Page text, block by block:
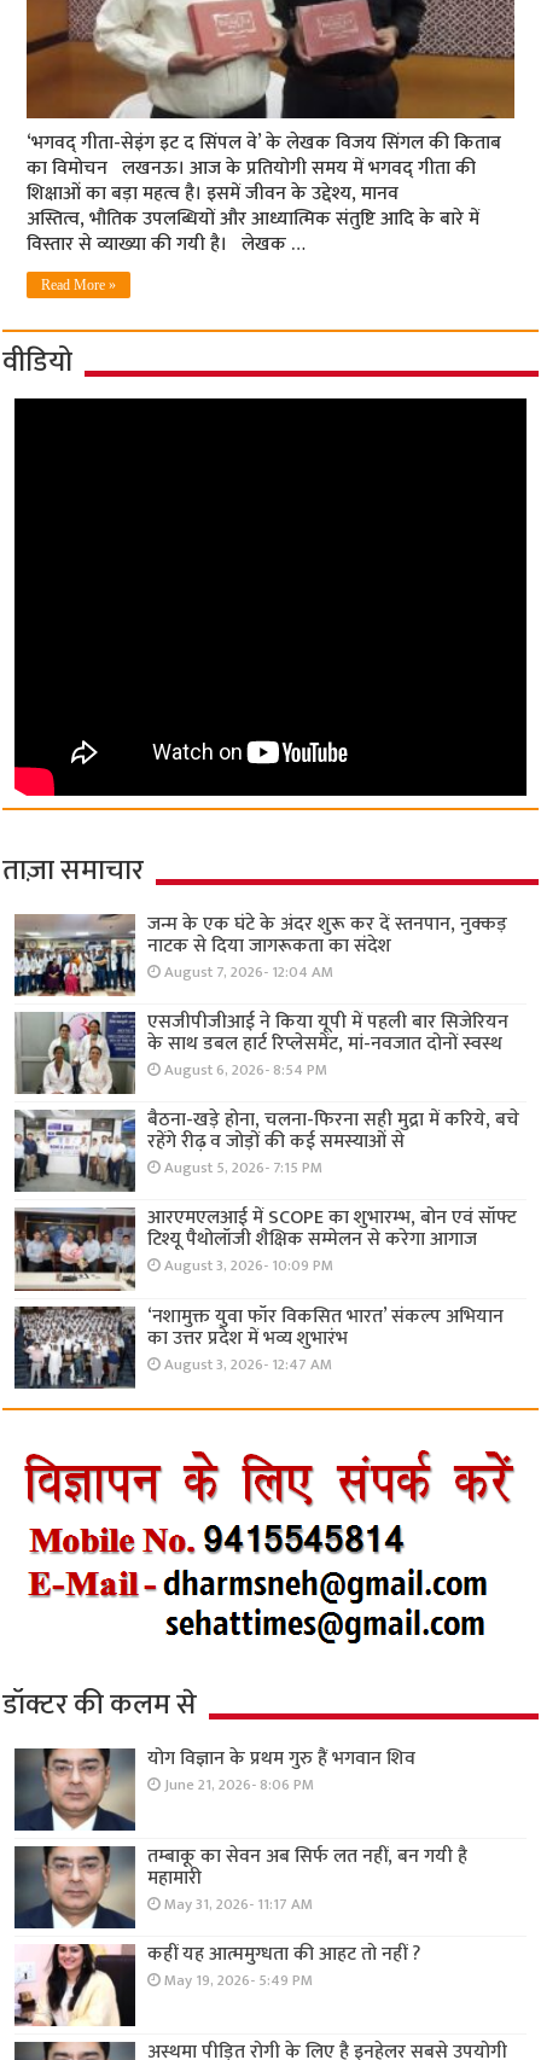
‘भगवद् गीता-सेइंग इट द सिंपल वे’ के लेखक विजय सिंगल की किताब
का विमोचन लखनऊ। आज के प्रतियोगी समय में भगवद् गीता की
शिक्षाओं का बड़ा महत्व है। इसमें जीवन के उद्देश्य, मानव
अस्तित्व, भौतिक उपलब्धियों और आध्यात्मिक संतुष्टि आदि के बारे में
विस्तार से व्याख्या की गयी है। लेखक …
Read More »
वीडियो
ताज़ा समाचार
जन्म के एक घंटे के अंदर शुरू कर दें स्तनपान, नुक्कड़
नाटक से दिया जागरूकता का संदेश
August 7, 2026- 12:04 AM
एसजीपीजीआई ने किया यूपी में पहली बार सिजेरियन
के साथ डबल हार्ट रिप्लेसमेंट, मां-नवजात दोनों स्वस्थ
August 6, 2026- 8:54 PM
बैठना-खड़े होना, चलना-फिरना सही मुद्रा में करिये, बचे
रहेंगे रीढ़ व जोड़ों की कई समस्याओं से
August 5, 2026- 7:15 PM
आरएमएलआई में SCOPE का शुभारम्भ, बोन एवं सॉफ्ट
टिश्यू पैथोलॉजी शैक्षिक सम्मेलन से करेगा आगाज
August 3, 2026- 10:09 PM
‘नशामुक्त युवा फॉर विकसित भारत’ संकल्प अभियान
का उत्तर प्रदेश में भव्य शुभारंभ
August 3, 2026- 12:47 AM
डॉक्टर की कलम से
योग विज्ञान के प्रथम गुरु हैं भगवान शिव
June 21, 2026- 8:06 PM
तम्बाकू का सेवन अब सिर्फ लत नहीं, बन गयी है
महामारी
May 31, 2026- 11:17 AM
कहीं यह आत्ममुग्धता की आहट तो नहीं ?
May 19, 2026- 5:49 PM
अस्थमा पीड़ित रोगी के लिए है इनहेलर सबसे उपयोगी